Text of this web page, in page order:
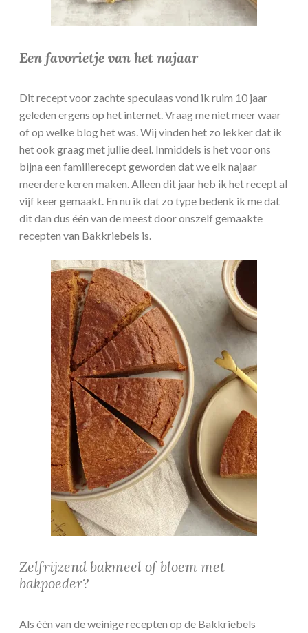
Een favorietje van het najaar
Dit recept voor zachte speculaas vond ik ruim 10 jaar
geleden ergens op het internet. Vraag me niet meer waar
of op welke blog het was. Wij vinden het zo lekker dat ik
het ook graag met jullie deel. Inmiddels is het voor ons
bijna een familierecept geworden dat we elk najaar
meerdere keren maken. Alleen dit jaar heb ik het recept al
vijf keer gemaakt. En nu ik dat zo type bedenk ik me dat
dit dan dus één van de meest door onszelf gemaakte
recepten van Bakkriebels is.
Zelfrijzend bakmeel of bloem met
bakpoeder?
Als één van de weinige recepten op de Bakkriebels